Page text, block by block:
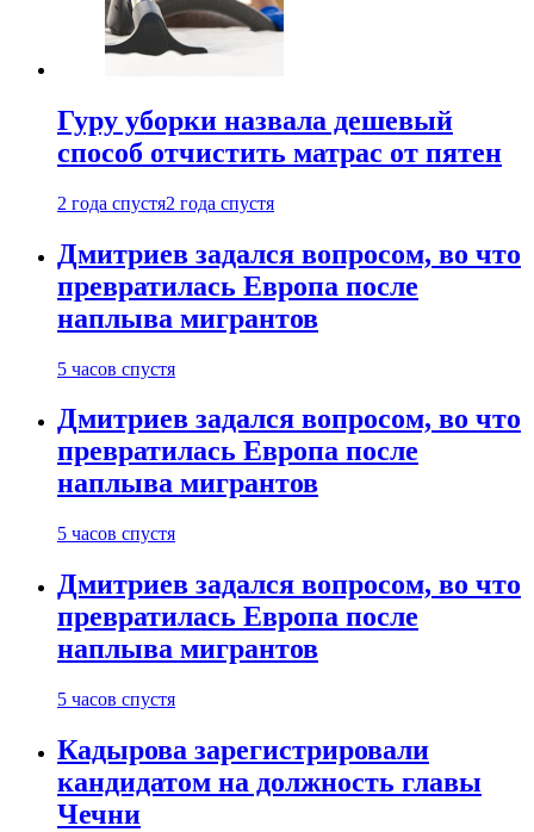
Гуру уборки назвала дешевый
способ отчистить матрас от пятен
2 года спустя2 года спустя
Дмитриев задался вопросом, во что
превратилась Европа после
наплыва мигрантов
5 часов спустя
Дмитриев задался вопросом, во что
превратилась Европа после
наплыва мигрантов
5 часов спустя
Дмитриев задался вопросом, во что
превратилась Европа после
наплыва мигрантов
5 часов спустя
Кадырова зарегистрировали
кандидатом на должность главы
Чечни